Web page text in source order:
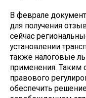
В феврале
для получения
сейчас
установлении
также налоговые
применения. Таким
правового
обеспечить